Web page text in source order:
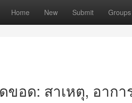
Home New Submit Groups
ขอด: สาเหตุ, อาก